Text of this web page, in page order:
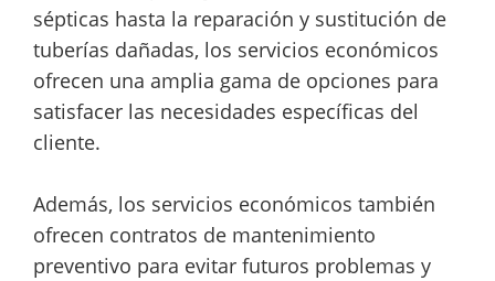
sépticas hasta la reparación y sustitución de
tuberías dañadas, los servicios económicos
ofrecen una amplia gama de opciones para
satisfacer las necesidades específicas del
cliente.
Además, los servicios económicos también
ofrecen contratos de mantenimiento
preventivo para evitar futuros problemas y